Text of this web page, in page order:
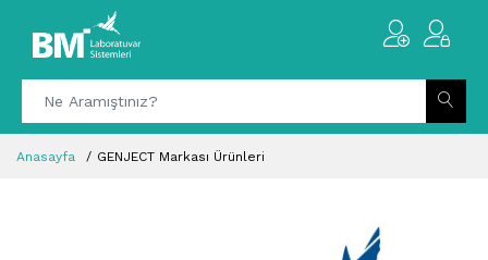
Anasayfa GENJECT Markası Ürünleri